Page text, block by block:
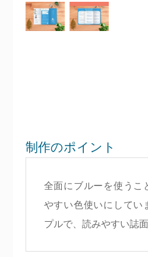
制作のポイント
全面にブルーを使うこ
やすい色使いにしてい
プルで、読みやすい誌面